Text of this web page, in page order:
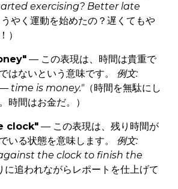
exercising? Better late
やく運動を始めたの？遅くてもや
）
— この表現は、時間は貴重で
はないという意味です。 例文:
time is money."（時間を無駄にし
時間はお金だ。）
clock" — この表現は、残り時間が
いる状態を意味します。 例文:
the clock to finish the
に追われながらレポートを仕上げて